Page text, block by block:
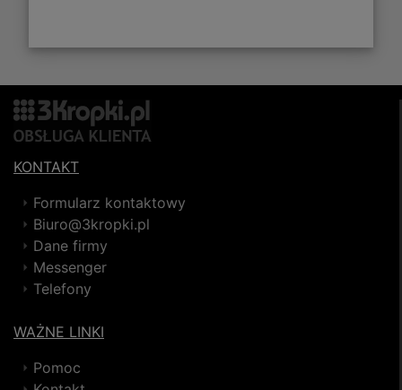
KONTAKT
Formularz kontaktowy
Biuro@3kropki.pl
Dane firmy
Messenger
Telefony
WAŻNE LINKI
Pomoc